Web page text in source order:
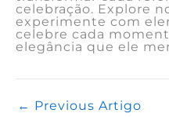
celebração. Explore
experimente com
celebre cada
elegância que ele
← Previous Artigo